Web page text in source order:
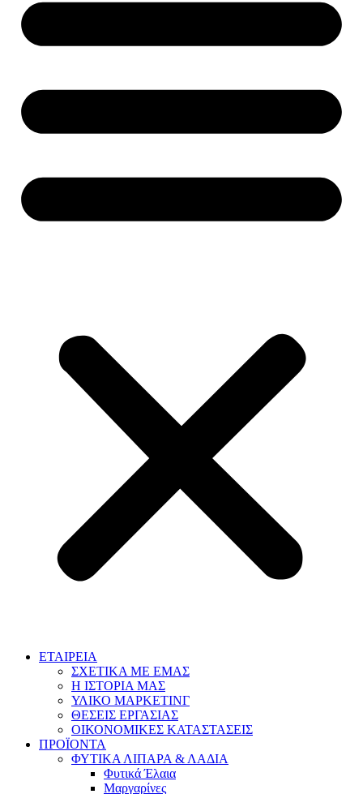
ΕΤΑΙΡΕΙΑ
ΣΧΕΤΙΚΑ ΜΕ ΕΜΑΣ
Η ΙΣΤΟΡΙΑ ΜΑΣ
ΥΛΙΚΟ ΜΑΡΚΕΤΙΝΓ
ΘΕΣΕΙΣ ΕΡΓΑΣΙΑΣ
ΟΙΚΟΝΟΜΙΚΕΣ ΚΑΤΑΣΤΑΣΕΙΣ
ΠΡΟΪΟΝΤΑ
ΦΥΤΙΚΑ ΛΙΠΑΡΑ & ΛΑΔΙΑ
Φυτικά Έλαια
Μαργαρίνες